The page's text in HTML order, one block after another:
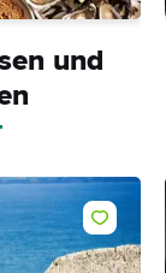
und
Like